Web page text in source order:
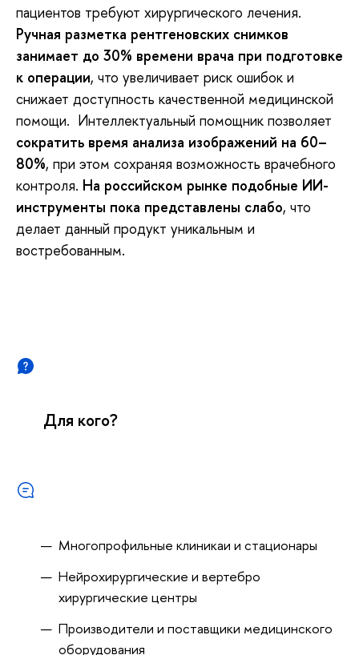
пациентов требуют хирургического лечения.
Ручная разметка рентгеновских снимков
занимает до 30% времени врача при подготовке
к операции, что увеличивает риск ошибок и
снижает доступность качественной медицинской
помощи. Интеллектуальный помощник позволяет
сократить время анализа изображений на 60–
80%, при этом сохраняя возможность врачебного
контроля. На российском рынке подобные ИИ-
инструменты пока представлены слабо, что
делает данный продукт уникальным и
востребованным.
Для кого?
Многопрофильные клиникаи и стационары
Нейрохирургические и вертебро
хирургические центры
Производители и поставщики медицинского
оборудования